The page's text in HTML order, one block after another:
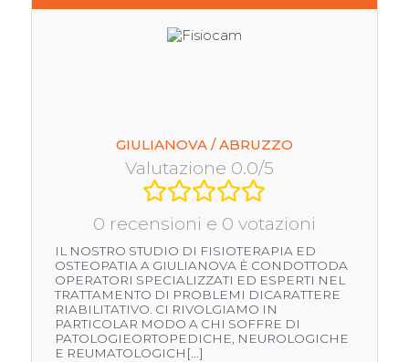
GIULIANOVA / ABRUZZO
Valutazione 0.0/5
0 recensioni e 0 votazioni
IL NOSTRO STUDIO DI FISIOTERAPIA ED
OSTEOPATIA A GIULIANOVA È CONDOTTODA
OPERATORI SPECIALIZZATI ED ESPERTI NEL
TRATTAMENTO DI PROBLEMI DICARATTERE
RIABILITATIVO. CI RIVOLGIAMO IN
PARTICOLAR MODO A CHI SOFFRE DI
PATOLOGIEORTOPEDICHE, NEUROLOGICHE
E REUMATOLOGICH[...]